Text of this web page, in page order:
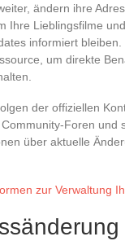
ändern ihre
Ihre Lieblingsfilme
informiert
um direkte
der offiziellen
Foren und
über aktuelle
zur Verwaltung